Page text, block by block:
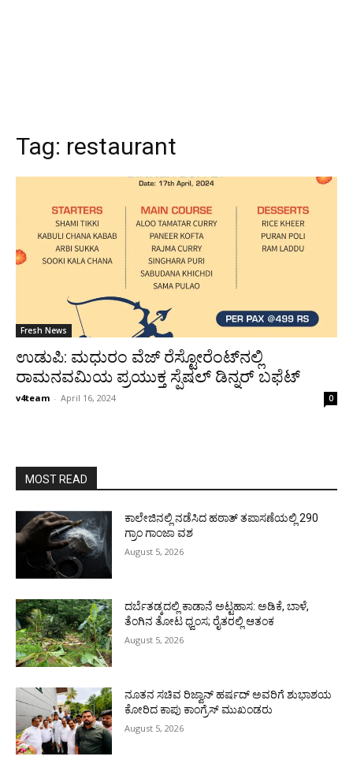
Tag: restaurant
Fresh News
ಉಡುಪಿ: ಮಧುರಂ ವೆಜ್ ರೆಸ್ಟೋರೆಂಟ್‌ನಲ್ಲಿ
ರಾಮನವಮಿಯ ಪ್ರಯುಕ್ತ ಸ್ಪೆಷಲ್ ಡಿನ್ನರ್ ಬಫೆಟ್
v4team - April 16, 2024 0
MOST READ
ಕಾಲೇಜಿನಲ್ಲಿ ನಡೆಸಿದ ಹಠಾತ್ ತಪಾಸಣೆಯಲ್ಲಿ 290
ಗ್ರಾಂ ಗಾಂಜಾ ವಶ
August 5, 2026
ದರ್ಬೆತಡ್ಕದಲ್ಲಿ ಕಾಡಾನೆ ಅಟ್ಟಹಾಸ: ಅಡಿಕೆ, ಬಾಳೆ,
ತೆಂಗಿನ ತೋಟ ಧ್ವಂಸ; ರೈತರಲ್ಲಿ ಆತಂಕ
August 5, 2026
ನೂತನ ಸಚಿವ ರಿಜ್ವಾನ್ ಹರ್ಷದ್ ಅವರಿಗೆ ಶುಭಾಶಯ
ಕೋರಿದ ಕಾಪು ಕಾಂಗ್ರೆಸ್ ಮುಖಂಡರು
August 5, 2026